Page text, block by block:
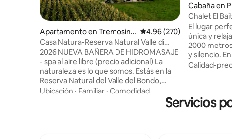
Apartamento en Tremosine
sul Garda
Calificación promedio:
4.96 (270)
Casa Natura-Reserva Natural Valle di
Bondo
2026 NUEVA BAÑERA DE HIDROMASAJE
- spa al aire libre (precio adicional) La
naturaleza es lo que somos. Estás en la
Reserva Natural del Valle del Bondo,
entre los vastos prados y los verdes
Lejos de las multitudes, a una altitud de
Ubicación · Familiar · Comodidad
Cabaña en
Chalet El
Alpe Lusia
El lugar
única y
2000
y silencio.
las
Lagorai y
Martino.
Calidad-
Servicios